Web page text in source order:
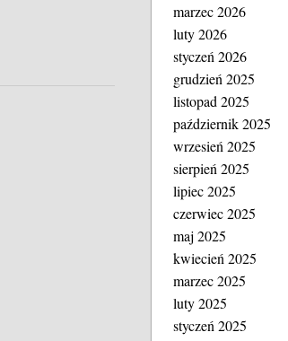
marzec 2026
luty 2026
styczeń 2026
grudzień 2025
listopad 2025
październik 2025
wrzesień 2025
sierpień 2025
lipiec 2025
czerwiec 2025
maj 2025
kwiecień 2025
marzec 2025
luty 2025
styczeń 2025